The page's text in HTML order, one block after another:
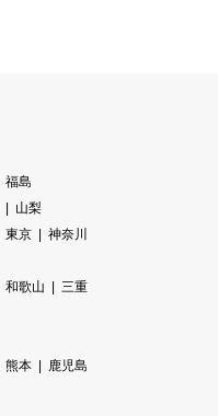
福島
山梨
東京
神奈川
和歌山
三重
熊本
鹿児島